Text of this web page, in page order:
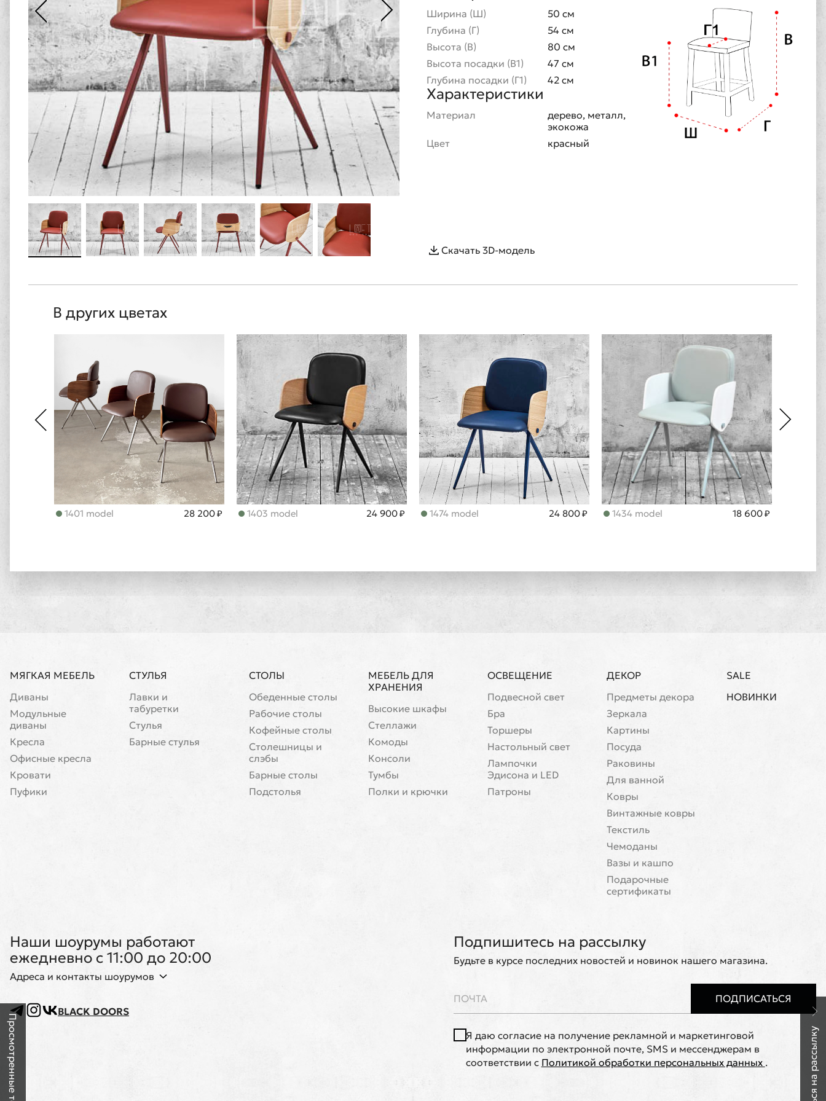
Ширина (Ш)
50 см
Глубина (Г)
54 см
Высота (В)
80 см
Высота посадки (В1)
47 см
Глубина посадки (Г1)
42 см
Характеристики
Материал
дерево, металл,
экокожа
Цвет
красный
Скачать 3D-модель
В других цветах
1401 model 28 200 ₽ 1403 model 24 900 ₽ 1474 model 24 800 ₽ 1434 model 18 600 ₽
МЯГКАЯ МЕБЕЛЬ
Диваны
Модульные
диваны
Кресла
Офисные кресла
Кровати
Пуфики
СТУЛЬЯ
Лавки и
табуретки
Стулья
Барные стулья
СТОЛЫ
Обеденные столы
Рабочие столы
Кофейные столы
Cтолешницы и
слэбы
Барные столы
Подстолья
МЕБЕЛЬ ДЛЯ
ХРАНЕНИЯ
Высокие шкафы
Стеллажи
Комоды
Консоли
Тумбы
Полки и крючки
ОСВЕЩЕНИЕ
Подвесной свет
Бра
Торшеры
Настольный свет
Лампочки
Эдисона и LED
Патроны
ДЕКОР
Предметы декора
Зеркала
Картины
Посуда
Раковины
Для ванной
Ковры
Винтажные ковры
Текстиль
Чемоданы
Вазы и кашпо
Подарочные
сертификаты
SALE
НОВИНКИ
Наши шоурумы работают
ежедневно с 11:00 до 20:00
Адреса и контакты шоурумов
BLACK DOORS
Подпишитесь на рассылку
Будьте в курсе последних новостей и новинок нашего магазина.
ПОДПИСАТЬСЯ
Я даю согласие на получение рекламной и маркетинговой
информации по электронной почте, SMS и мессенджерам в
соответствии с Политикой обработки персональных данных .
Просмотренные товары